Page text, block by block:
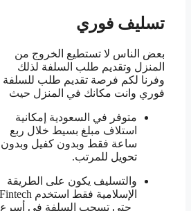
تسليف فوري
بعض الناس لا تستطيع الخروج من
المنزل وتقديم طلب السلفة لذلك
وفرنا لكم فرصة تقديم طلب للسلفة
فوري وانت مكانك في المنزل حيث
متوفر في السعودية إمكانية
استلاف مبلغ بسيط خلال ربع
ساعة فقط وبدون كفيل وبدون
تحويل للمرتب.
والتسليف يكون على الطريقة
الإسلامية فقط استخدم Fintech
حتى تسحب السلفة في أسرع